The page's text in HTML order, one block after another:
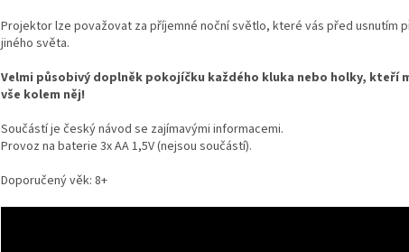
Projektor lze považovat za příjemné noční světlo, které vás před usnutím
jiného světa.
Velmi působivý doplněk pokojíčku každého kluka nebo holky, kteří
vše kolem něj!
Součástí je český návod se zajímavými informacemi.
Provoz na baterie 3x AA 1,5V (nejsou součástí).
Doporučený věk: 8+